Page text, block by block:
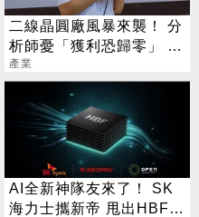
二線晶圓廠風暴來襲！ 分
析師憂「獲利恐歸零」 聯
電回應了
產業
AI全新神隊友來了！ SK
海力士攜新帝 甩出HBF黑